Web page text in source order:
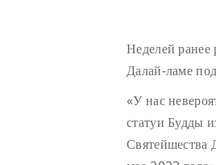
Неделей
Далай-ламе
«У нас
статуи Будды
Святейшества